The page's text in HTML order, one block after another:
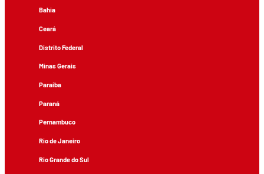
Bahia
Ceará
Distrito Federal
Minas Gerais
Paraíba
Paraná
Pernambuco
Rio de Janeiro
Rio Grande do Sul